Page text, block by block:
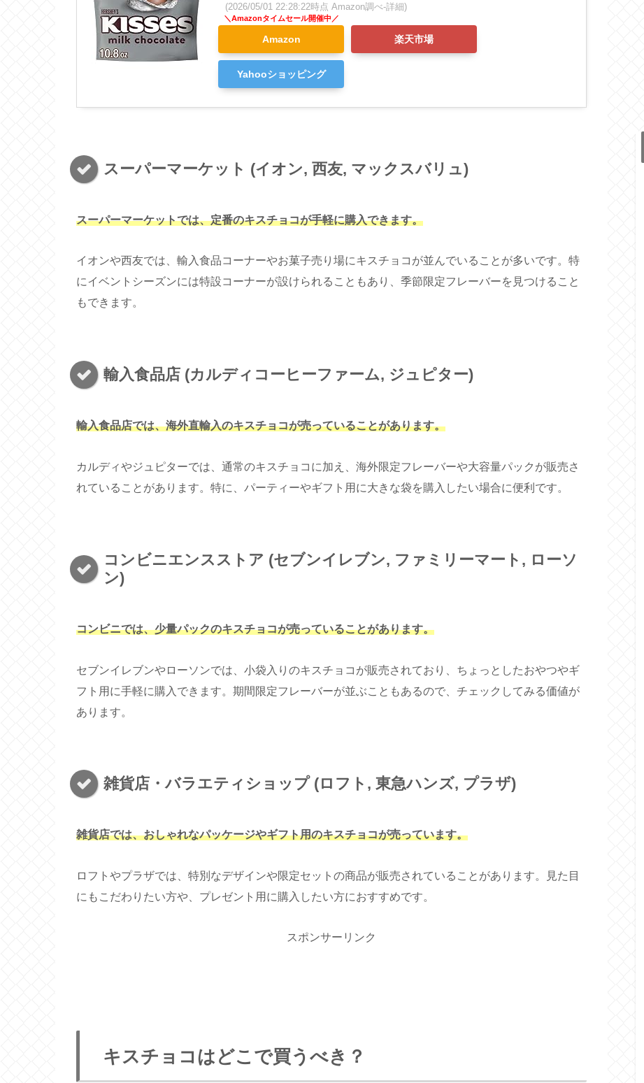
(2026/05/01 22:28:22時点 Amazon調べ-詳細)
Amazon 楽天市場
Yahooショッピング
スーパーマーケット (イオン, 西友, マックスバリュ)
スーパーマーケットでは、定番のキスチョコが手軽に購入できます。
イオンや西友では、輸入食品コーナーやお菓子売り場にキスチョコが並んでいることが多いです。特
にイベントシーズンには特設コーナーが設けられることもあり、季節限定フレーバーを見つけること
もできます。
輸入食品店 (カルディコーヒーファーム, ジュピター)
輸入食品店では、海外直輸入のキスチョコが売っていることがあります。
カルディやジュピターでは、通常のキスチョコに加え、海外限定フレーバーや大容量パックが販売さ
れていることがあります。特に、パーティーやギフト用に大きな袋を購入したい場合に便利です。
コンビニエンスストア (セブンイレブン, ファミリーマート, ローソ
ン)
コンビニでは、少量パックのキスチョコが売っていることがあります。
セブンイレブンやローソンでは、小袋入りのキスチョコが販売されており、ちょっとしたおやつやギ
フト用に手軽に購入できます。期間限定フレーバーが並ぶこともあるので、チェックしてみる価値が
あります。
雑貨店・バラエティショップ (ロフト, 東急ハンズ, プラザ)
雑貨店では、おしゃれなパッケージやギフト用のキスチョコが売っています。
ロフトやプラザでは、特別なデザインや限定セットの商品が販売されていることがあります。見た目
にもこだわりたい方や、プレゼント用に購入したい方におすすめです。
スポンサーリンク
キスチョコはどこで買うべき？